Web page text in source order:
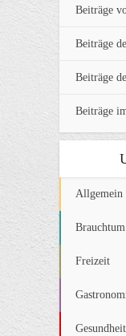
Beiträge
Beiträge
Beiträge
Beiträge
Allgemein
Brauchtum
Freizeit
Gesundheit